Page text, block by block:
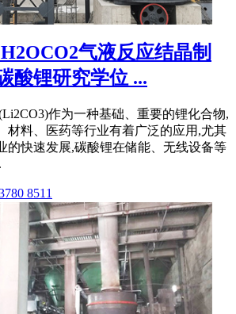
气液反应结晶制
酸锂研究学位 ...
作为一种基础、重要的锂化合物,
材料、医药等行业有着广泛的应用,尤其
的快速发展,碳酸锂在储能、无线设备等
8511